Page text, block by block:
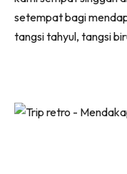
setempat bagi
tangsi tahyul, tangsi